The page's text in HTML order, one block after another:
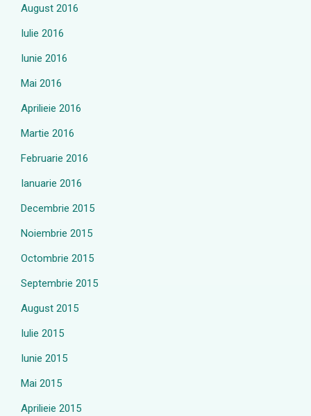
August 2016
Iulie 2016
Iunie 2016
Mai 2016
Aprilieie 2016
Martie 2016
Februarie 2016
Ianuarie 2016
Decembrie 2015
Noiembrie 2015
Octombrie 2015
Septembrie 2015
August 2015
Iulie 2015
Iunie 2015
Mai 2015
Aprilieie 2015